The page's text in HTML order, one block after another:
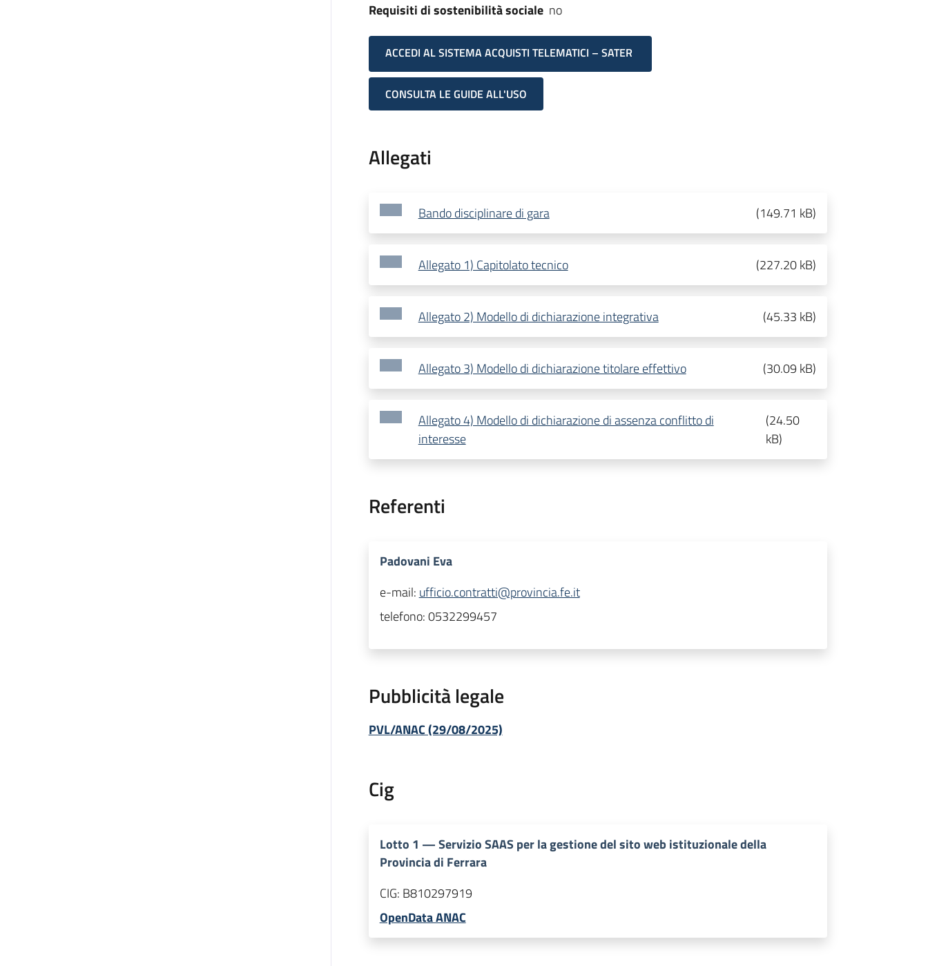
Requisiti di sostenibilità sociale no
ACCEDI AL SISTEMA ACQUISTI TELEMATICI – SATER
CONSULTA LE GUIDE ALL'USO
Allegati
Bando disciplinare di gara (149.71 kB)
Allegato 1) Capitolato tecnico (227.20 kB)
Allegato 2) Modello di dichiarazione integrativa (45.33 kB)
Allegato 3) Modello di dichiarazione titolare effettivo (30.09 kB)
Allegato 4) Modello di dichiarazione di assenza conflitto di
interesse
(24.50
kB)
Referenti
Padovani Eva
e-mail: ufficio.contratti@provincia.fe.it
telefono:0532299457
Pubblicità legale
PVL/ANAC (29/08/2025)
Cig
Lotto 1 —Servizio SAAS per la gestione del sito web istituzionale della
Provincia di Ferrara
CIG: B810297919
OpenData ANAC